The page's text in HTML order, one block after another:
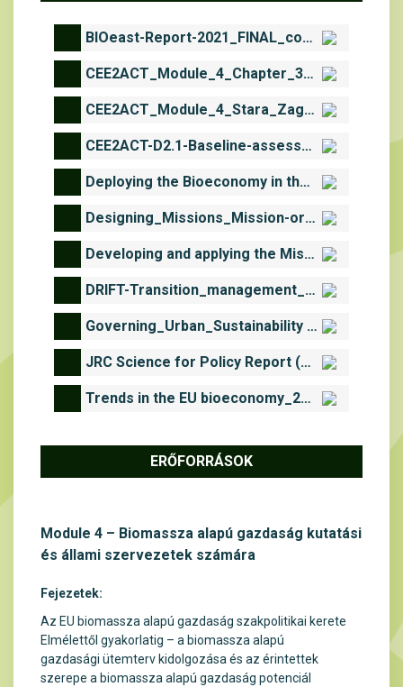
Module 4 – Biomassza alapú gazdaság kutatási
és állami szervezetek számára
Fejezetek:
Az EU biomassza alapú gazdaság szakpolitikai kerete
Elmélettől gyakorlatig – a biomassza alapú
gazdasági ütemterv kidolgozása és az érintettek
szerepe a biomassza alapú gazdaság potenciál
BIOeast-Report-2021_FINAL_compressed.pdf
CEE2ACT_Module_4_Chapter_3_priority_areas.pdf
CEE2ACT_Module_4_Stara_Zagora_region.pdf
CEE2ACT-D2.1-Baseline-assessment-report-on-bioeconomy-implementation-and-policy-development-in-CEE2ACT-target-countries (2).pdf
Deploying the Bioeconomy in the EUA framework approach for bioeconomy strategy development_Expert Report (1).pdf
Designing_Missions_Mission-oriented innovation in Sweden—.pdf
Developing and applying the Mission-oriented Innovation Systems (MIS) approach.pdf
DRIFT-Transition_management_in_the_urban_context-guidance_manual.pdf
Governing_Urban_Sustainability Transitions – Inspiring examples.pdf
JRC Science for Policy Report (2016).pdf
Trends in the EU bioeconomy_2023.pdf
ERŐFORRÁSOK